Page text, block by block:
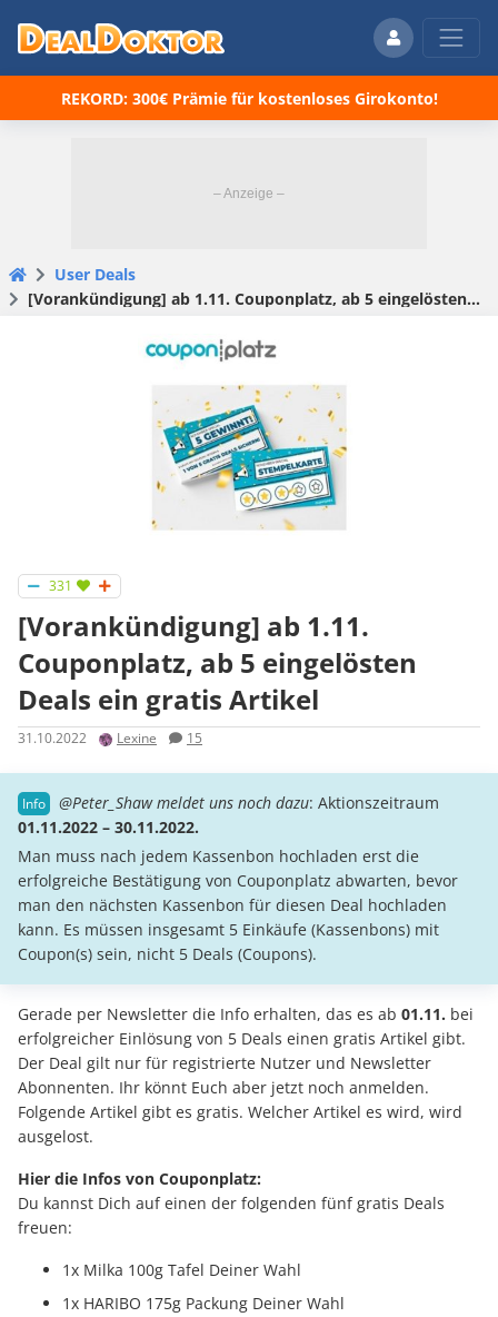
REKORD: 300€ Prämie für kostenloses Girokonto!
User Deals
[Vorankündigung] ab 1.11. Couponplatz, ab 5 eingelösten Deals ein gratis Artikel
331
[Vorankündigung] ab 1.11.
Couponplatz, ab 5 eingelösten
Deals ein gratis Artikel
31.10.2022 Lexine 15
@Peter_Shaw meldet uns noch dazu: Aktionszeitraum
01.11.2022 – 30.11.2022.
Man muss nach jedem Kassenbon hochladen erst die
erfolgreiche Bestätigung von Couponplatz abwarten, bevor
man den nächsten Kassenbon für diesen Deal hochladen
kann. Es müssen insgesamt 5 Einkäufe (Kassenbons) mit
Coupon(s) sein, nicht 5 Deals (Coupons).
Gerade per Newsletter die Info erhalten, das es ab 01.11. bei
erfolgreicher Einlösung von 5 Deals einen gratis Artikel gibt.
Der Deal gilt nur für registrierte Nutzer und Newsletter
Abonnenten. Ihr könnt Euch aber jetzt noch anmelden.
Folgende Artikel gibt es gratis. Welcher Artikel es wird, wird
ausgelost.
Hier die Infos von Couponplatz:
Du kannst Dich auf einen der folgenden fünf gratis Deals
freuen:
1x Milka 100g Tafel Deiner Wahl
1x HARIBO 175g Packung Deiner Wahl